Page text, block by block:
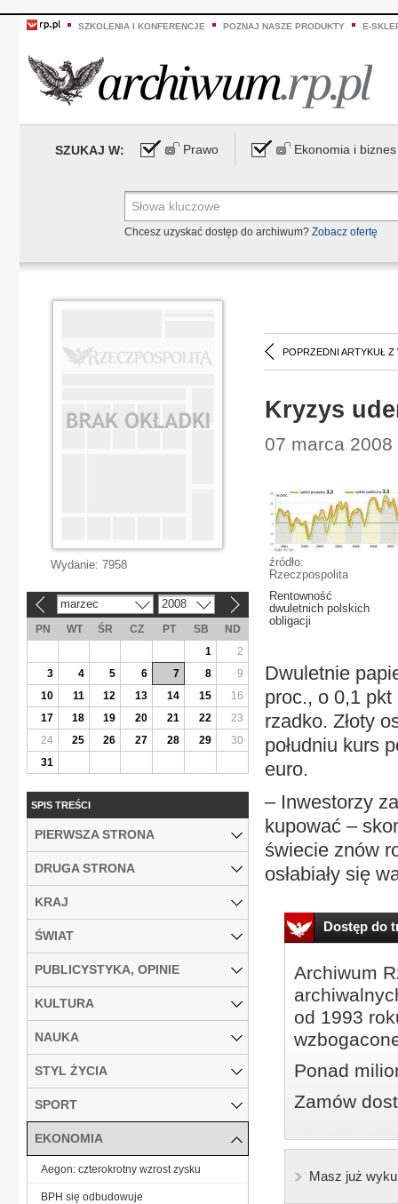
SZKOLENIA I KONFERENCJE POZNAJ NASZE PRODUKTY E-
SZUKAJ W: Prawo Ekonomia i biznes
Chcesz uzyskać dostęp do archiwum? Zobacz ofertę
POPRZEDNI ARTYKUŁ Z
Kryzys
07 marca
źródło:
Rzeczpospolita
Rentowność
dwuletnich polskich
obligacji
Dwuletnie
proc., o 0,1
rzadko. Złoty
południu kurs
euro.
– Inwestorzy
kupować –
świecie znów
osłabiały się
Dostęp do
Archiwum
od 1993
Ponad
Zamów
Masz już
Wydanie: 7958
marzec 2008
PN WT ŚR CZ PT SB
ND
1
2
3
4 5 6 7 8
9
10
11 12 13 14 15
16
17
18 19 20 21 22
23
24
25 26 27 28 29
30
31
SPIS TREŚCI
PIERWSZA STRONA
DRUGA STRONA
KRAJ
ŚWIAT
PUBLICYSTYKA, OPINIE
KULTURA
NAUKA
STYL ŻYCIA
SPORT
EKONOMIA
Aegon: czterokrotny wzrost zysku
BPH się odbudowuje